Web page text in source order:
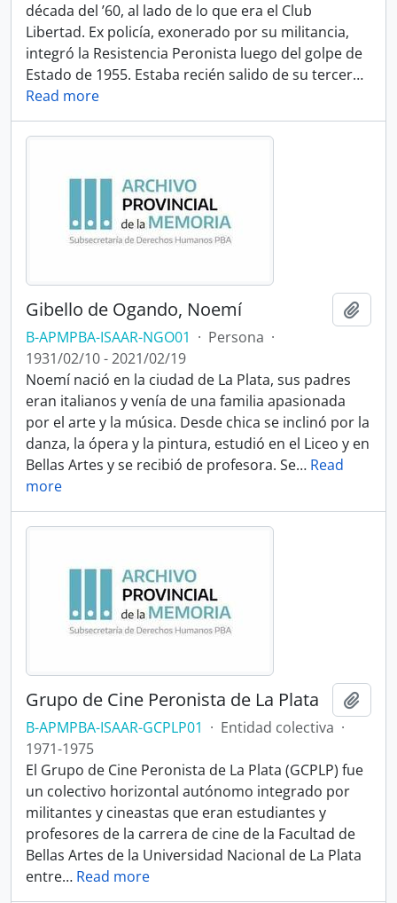
década del ’60, al lado de lo que era el Club
Libertad. Ex policía, exonerado por su militancia,
integró la Resistencia Peronista luego del golpe de
Estado de 1955. Estaba recién salido de su tercer…
Read more
Gibello de Ogando, Noemí
B-APMPBA-ISAAR-NGO01 · Persona ·
1931/02/10 - 2021/02/19
Noemí nació en la ciudad de La Plata, sus padres
eran italianos y venía de una familia apasionada
por el arte y la música. Desde chica se inclinó por la
danza, la ópera y la pintura, estudió en el Liceo y en
Bellas Artes y se recibió de profesora. Se… Read
more
Grupo de Cine Peronista de La Plata
B-APMPBA-ISAAR-GCPLP01 · Entidad colectiva ·
1971-1975
El Grupo de Cine Peronista de La Plata (GCPLP) fue
un colectivo horizontal autónomo integrado por
militantes y cineastas que eran estudiantes y
profesores de la carrera de cine de la Facultad de
Bellas Artes de la Universidad Nacional de La Plata
entre… Read more